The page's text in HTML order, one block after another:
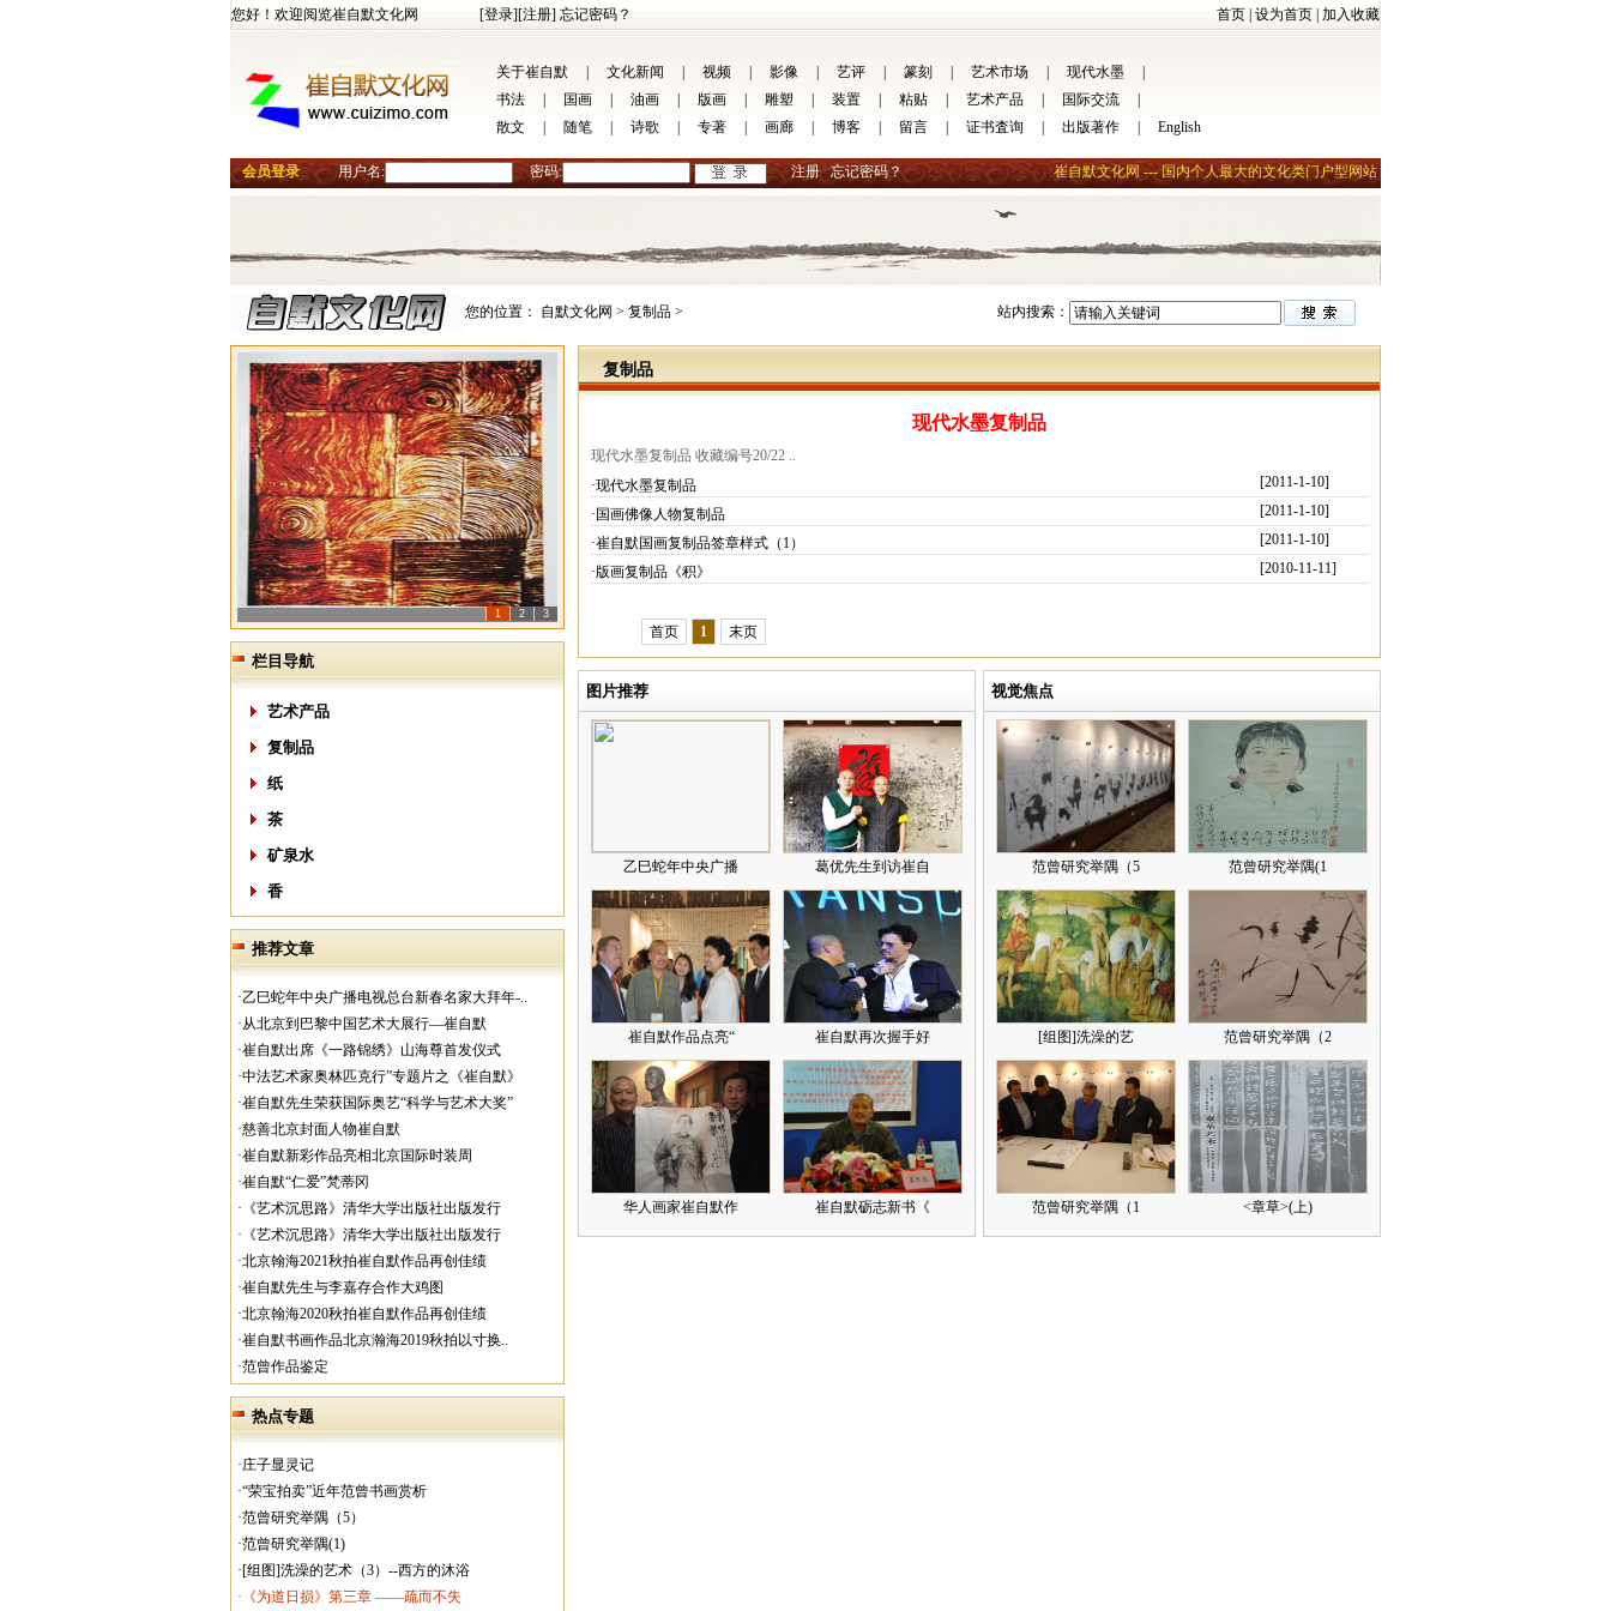
您好！欢迎阅览崔自默文化网 [登录][注册] 忘记密码？ 首页 设为首页 加入收藏
关于崔自默 文化新闻 视频 影像 艺评 篆刻 艺术市场 现代水墨
书法
国画 油画 版画 雕塑 装置 粘贴 艺术产品 国际交流
散文
随笔 诗歌 专著 画廊 博客 留言 证书査询 出版著作 English
会员登录 用户名: 密码: 注册 忘记密码？ 崔自默文化网 --- 国内个人最大的文化类门户型网站
您的位置： 自默文化网 > 复制品 > 站内搜索：
1 2 3
栏目导航
艺术产品
复制品
纸
茶
矿泉水
香
推荐文章
·乙巳蛇年中央广播电视总台新春名家大拜年-..
·从北京到巴黎中国艺术大展行—崔自默
·崔自默出席《一路锦绣》山海尊首发仪式
·中法艺术家奥林匹克行”专题片之《崔自默》
·崔自默先生荣获国际奥艺“科学与艺术大奖”
·慈善北京封面人物崔自默
·崔自默新彩作品亮相北京国际时装周
·崔自默“仁爱”梵蒂冈
·《艺术沉思路》清华大学出版社出版发行
·《艺术沉思路》清华大学出版社出版发行
·北京翰海2021秋拍崔自默作品再创佳绩
·崔自默先生与李嘉存合作大鸡图
·北京翰海2020秋拍崔自默作品再创佳绩
·崔自默书画作品北京瀚海2019秋拍以寸换..
·范曾作品鉴定
热点专题
·庄子显灵记
·“荣宝拍卖”近年范曾书画赏析
·范曾研究举隅（5）
·范曾研究举隅(1)
·[组图]洗澡的艺术（3）--西方的沐浴
·《为道日损》第三章 ——疏而不失
复制品
现代水墨复制品
现代水墨复制品 收藏编号20/22 ..
·现代水墨复制品
[2011-1-10]
·国画佛像人物复制品
[2011-1-10]
·崔自默国画复制品签章样式（1）
[2011-1-10]
·版画复制品《积》
[2010-11-11]
首页 1 末页
图片推荐
乙巳蛇年中央广播 葛优先生到访崔自
崔自默作品点亮“ 崔自默再次握手好
华人画家崔自默作 崔自默砺志新书《
视觉焦点
范曾研究举隅（5 范曾研究举隅(1
[组图]洗澡的艺 范曾研究举隅（2
范曾研究举隅（1 <章草>(上)